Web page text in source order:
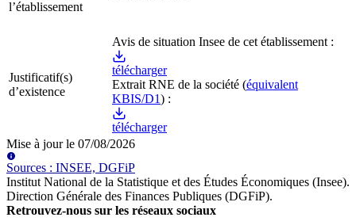
l’établissement
Justificatif(s)
d’existence
Avis de situation Insee de cet établissement :
télécharger
Extrait RNE de la société (équivalent
KBIS/D1) :
télécharger
Mise à jour le 07/08/2026
Sources : INSEE, DGFiP
Institut National de la Statistique et des Études Économiques (Insee).
Direction Générale des Finances Publiques (DGFiP).
Retrouvez-nous sur les réseaux sociaux